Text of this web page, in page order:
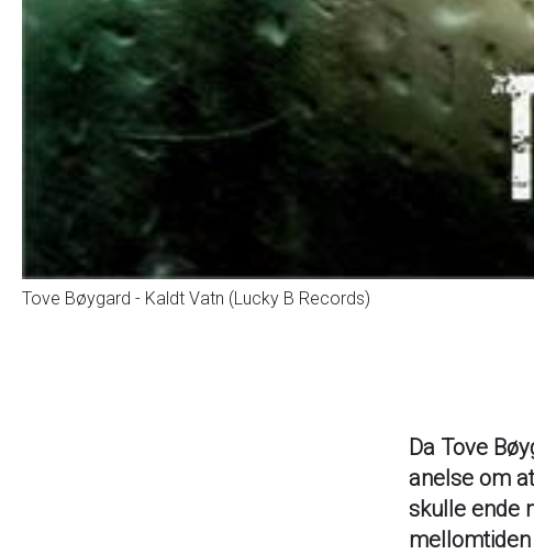
Tove Bøygard - Kaldt Vatn (Lucky B Records)
Da Tove
anelse om
skulle ende